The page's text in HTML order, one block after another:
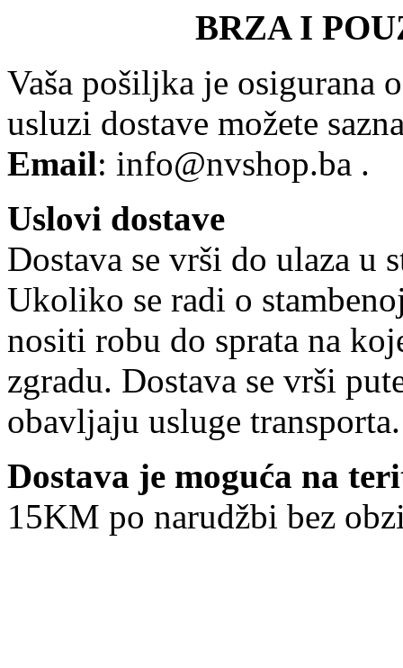
BRZA I
Vaša pošiljka je osigurana
usluzi dostave možete
Email: info@nvshop.ba .
Uslovi dostave
Dostava se vrši do ulaza u
Ukoliko se radi o
nositi robu do sprata na
zgradu. Dostava se vrši
obavljaju usluge transporta.
Dostava je moguća na
15KM po narudžbi bez